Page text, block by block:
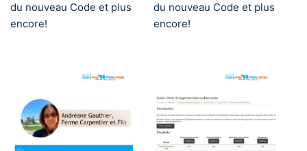
du nouveau Code et plus
encore!
du nouveau Code et plus
encore!